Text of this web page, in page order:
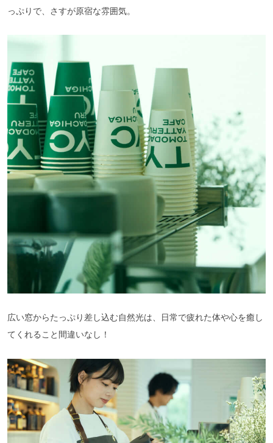
っぷりで、さすが原宿な雰囲気。
広い窓からたっぷり差し込む自然光は、日常で疲れた体や心を癒し
てくれること間違いなし！